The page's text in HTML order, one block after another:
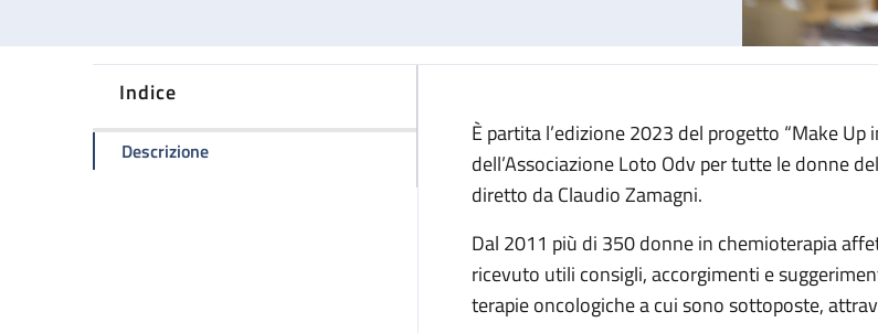
Indice
Descrizionedella pagina Un trucco per le donne in chemioterapia
È partita l’edizione 2023 del progetto “Make Up
dell’Associazione Loto Odv per tutte le donne
diretto da Claudio Zamagni.
Dal 2011 più di 350 donne in chemioterapia
ricevuto utili consigli, accorgimenti e
terapie oncologiche a cui sono sottoposte,